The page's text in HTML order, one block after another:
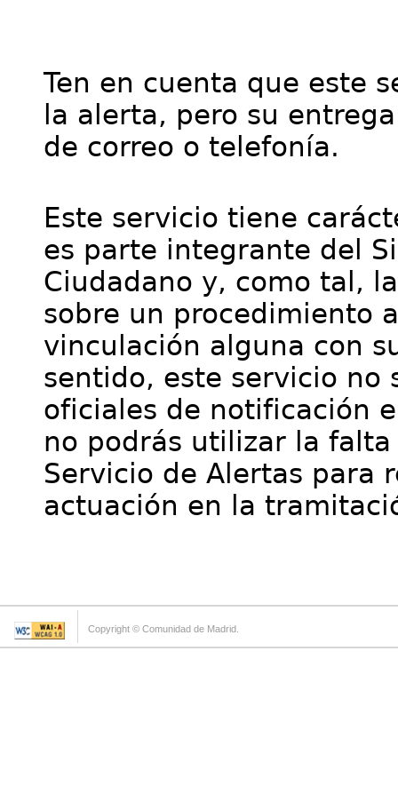
Ten en cuenta que este
la alerta, pero su
de correo o telefonía.
Este servicio tiene
es parte integrante del
Ciudadano y, como tal,
sobre un procedimiento
vinculación alguna con
sentido, este servicio no
oficiales de notificación
no podrás utilizar la
Servicio de Alertas para
actuación en la
Copyright © Comunidad de Madrid.